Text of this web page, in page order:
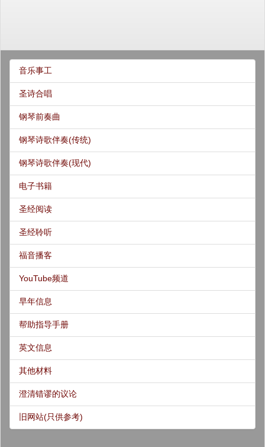
音乐事工
圣诗合唱
钢琴前奏曲
钢琴诗歌伴奏(传统)
钢琴诗歌伴奏(现代)
电子书籍
圣经阅读
圣经聆听
福音播客
YouTube频道
早年信息
帮助指导手册
英文信息
其他材料
澄清错谬的议论
旧网站(只供参考)